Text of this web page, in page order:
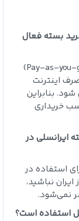
بسته فعال
بله، امکان استفاده از رومینگ به صورت آزاد (Pay-as-you-go)
اینترنت
بنابراین
خریداری
ایرانسلی در
استفاده در
نباشید،
نمی‌شود.
استفاده است؟